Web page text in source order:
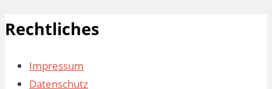
Rechtliches
Impressum
Datenschutz